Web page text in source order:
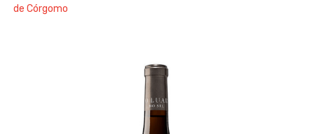
de Córgomo